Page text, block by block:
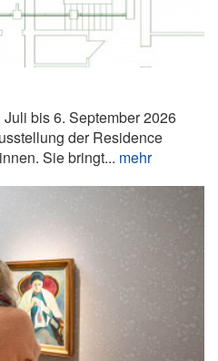
bis 6. September 2026
der Residence
Sie bringt... mehr